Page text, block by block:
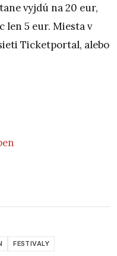
vyjdú na 20 eur,
len 5 eur. Miesta v
Ticketportal, alebo
FESTIVALY